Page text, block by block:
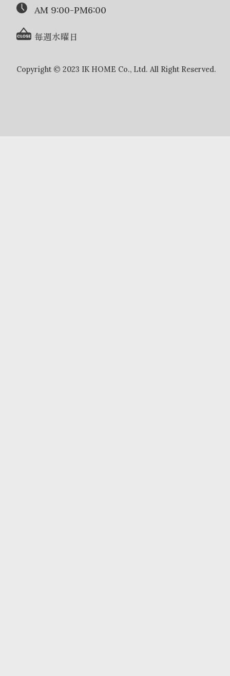
AM 9:00-PM6:00
毎週水曜日
Copyright © 2023 IK HOME Co., Ltd. All Right Reserved.